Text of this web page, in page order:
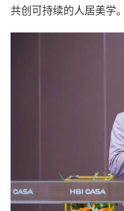
共创可持续的人居美学。